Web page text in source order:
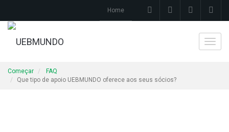
Home
Começar
FAQ
Que tipo de apoio UEBMUNDO oferece aos seus sócios?